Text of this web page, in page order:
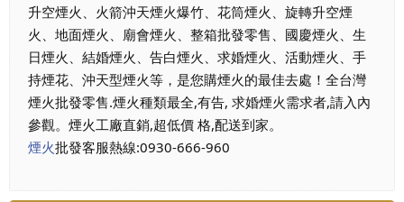
升空煙火、火箭沖天煙火爆竹、花筒煙火、旋轉升空煙
火、地面煙火、廟會煙火、整箱批發零售、國慶煙火、生
日煙火、結婚煙火、告白煙火、求婚煙火、活動煙火、手
持煙花、沖天型煙火等，是您購煙火的最佳去處！全台灣
煙火批發零售.煙火種類最全,有告, 求婚煙火需求者,請入內
參觀。煙火工廠直銷,超低價 格,配送到家。
煙火批發客服熱線:0930-666-960